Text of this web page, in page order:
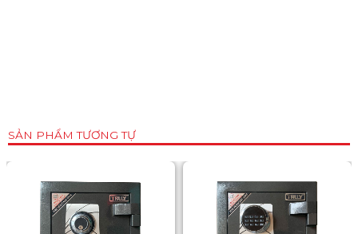
SẢN PHẨM TƯƠNG TỰ